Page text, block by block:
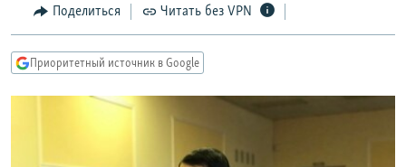
Вернутся
КУЛЬТУРА
КАВКАЗ.РЕАЛИИ
СЕВЕР.РЕАЛИИ
Поделиться Читать без VPN
Приоритетный источник в Google